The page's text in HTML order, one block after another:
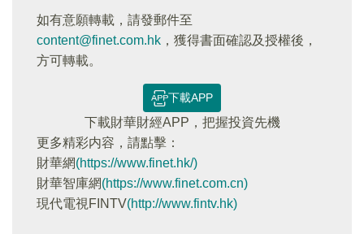
如有意願轉載，請發郵件至
content@finet.com.hk ，獲得書面確認及授權後，
方可轉載。
下載APP
下載財華財經APP，把握投資先機
更多精彩内容，請點擊：
財華網(https://www.finet.hk/)
財華智庫網(https://www.finet.com.cn)
現代電視FINTV(http://www.fintv.hk)